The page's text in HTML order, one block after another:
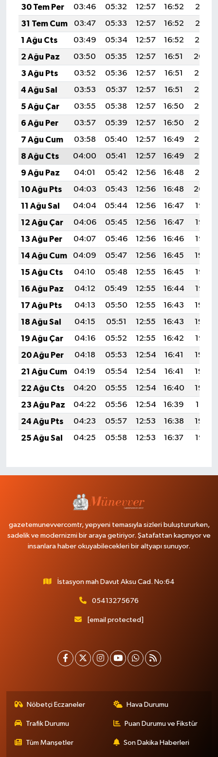
30 Tem Per
03:46 05:32 12:57 16:52
20:13
31 Tem Cum
03:47 05:33 12:57 16:52
20:12
1 Ağu Cts
03:49 05:34 12:57 16:52
20:10
2 Ağu Paz
03:50 05:35 12:57 16:51
20:09
3 Ağu Pts
03:52 05:36 12:57 16:51
20:08
4 Ağu Sal
03:53 05:37 12:57 16:51
20:07
5 Ağu Çar
03:55 05:38 12:57 16:50
20:06
6 Ağu Per
03:57 05:39 12:57 16:50
20:05
7 Ağu Cum
03:58 05:40 12:57 16:49
20:03
8 Ağu Cts
04:00 05:41 12:57 16:49
20:02
9 Ağu Paz
04:01 05:42 12:56 16:48
20:01
10 Ağu Pts
04:03 05:43 12:56 16:48
20:00
11 Ağu Sal
04:04 05:44 12:56 16:47
19:58
12 Ağu Çar
04:06 05:45 12:56 16:47
19:57
13 Ağu Per
04:07 05:46 12:56 16:46
19:56
14 Ağu Cum
04:09 05:47 12:56 16:45
19:54
15 Ağu Cts
04:10 05:48 12:55 16:45
19:53
16 Ağu Paz
04:12 05:49 12:55 16:44
19:52
17 Ağu Pts
04:13 05:50 12:55 16:43
19:50
18 Ağu Sal
04:15 05:51 12:55 16:43
19:49
19 Ağu Çar
04:16 05:52 12:55 16:42
19:47
20 Ağu Per
04:18 05:53 12:54 16:41
19:46
21 Ağu Cum
04:19 05:54 12:54 16:41
19:44
22 Ağu Cts
04:20 05:55 12:54 16:40
19:43
23 Ağu Paz
04:22 05:56 12:54 16:39
19:41
24 Ağu Pts
04:23 05:57 12:53 16:38
19:40
25 Ağu Sal
04:25 05:58 12:53 16:37 19:38
gazetemunevvercomtr, yepyeni temasıyla sizleri buluştururken,
sadelik ve modernizmi bir araya getiriyor. Şatafattan kaçınıyor ve
insanlara haber okuyabilecekleri bir altyapı sunuyor.
İstasyon mah Davut Aksu Cad. No:64
05413275676
[email protected]
Nöbetçi Eczaneler Hava Durumu
Trafik Durumu Puan Durumu ve Fikstür
Tüm Manşetler Son Dakika Haberleri